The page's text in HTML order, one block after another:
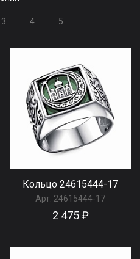
3 4 5
Кольцо 24615444-17
Арт: 24615444-17
2 475 ₽